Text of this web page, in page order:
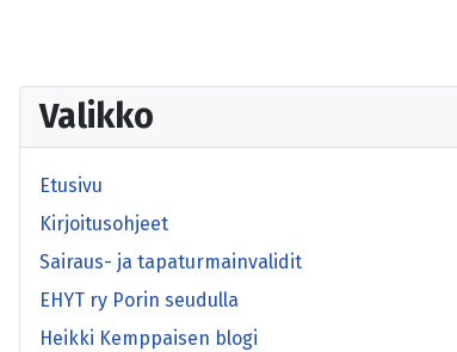
Valikko
Etusivu
Kirjoitusohjeet
Sairaus- ja tapaturmainvalidit
EHYT ry Porin seudulla
Heikki Kemppaisen blogi